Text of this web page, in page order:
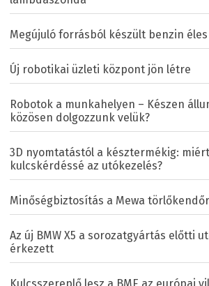
Megújuló forrásból készült benzin
Új robotikai üzleti központ jön létre
Robotok a munkahelyen – Készen
közösen dolgozzunk velük?
3D nyomtatástól a késztermékig:
kulcskérdéssé az utókezelés?
Minőségbiztosítás a Mewa
Az új BMW X5 a sorozatgyártás előtti
érkezett